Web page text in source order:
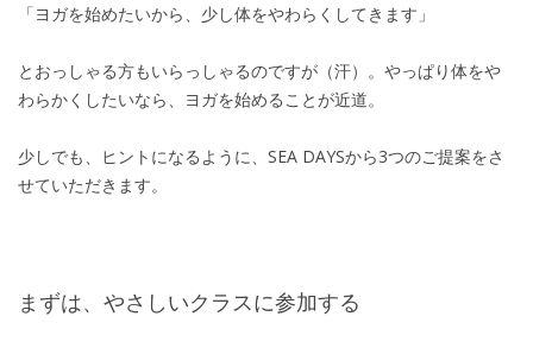
「ヨガを始めたいから、少し体をやわらくしてきます」
とおっしゃる方もいらっしゃるのですが（汗）。やっぱり体をや
わらかくしたいなら、ヨガを始めることが近道。
少しでも、ヒントになるように、SEA DAYSから3つのご提案をさ
せていただきます。
まずは、やさしいクラスに参加する